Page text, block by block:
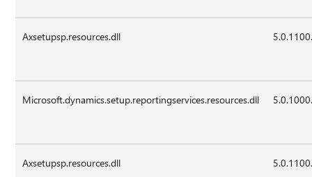
Axsetupsp.resources.dll
Microsoft.dynamics.setup.reportingservices.resources.dll
Axsetupsp.resources.dll